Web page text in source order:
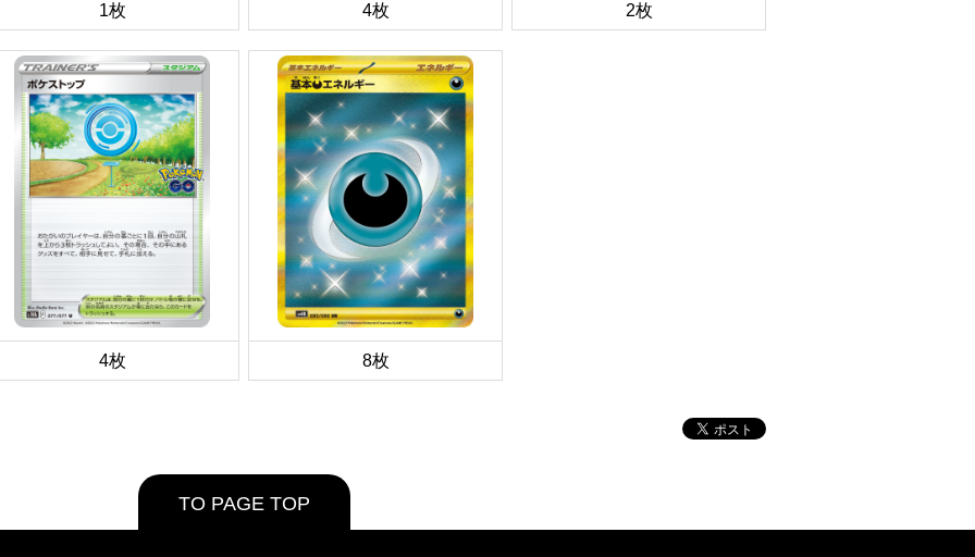
1枚 4枚 2枚
4枚 8枚
TO PAGE TOP